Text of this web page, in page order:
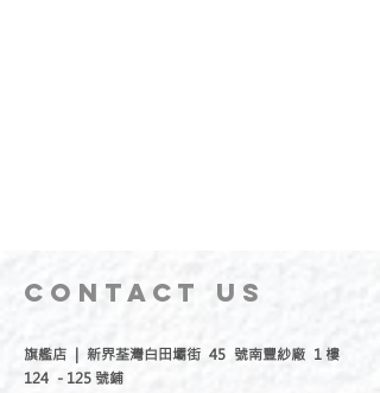
CONTACT US
旗艦店 | 新界荃灣白田壩街 45 號南豐紗廠 1 樓
124 - 125 號鋪